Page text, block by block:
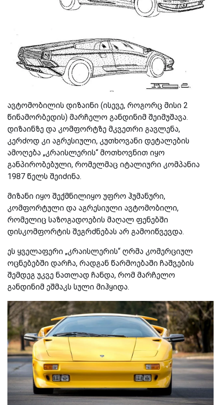
ავტომობილის დიზაინი (ისევე, როგორც მისი 2
წინამორბედის) მარჩელო განდინიმ შეიმუშავა.
დიზაინზე და კომფორტზე მკვეთრი გავლენა,
კერძოდ კი აგრესიული, კუთხოვანი დეტალების
ამოღება „კრაისლერის“ მოთხოვნით იყო
განპირობებული, რომელმაც იტალიური კომპანია
1987 წელს შეიძინა.
მიზანი იყო შექმნილიყო უფრო ჰუმანური,
კომფორტული და აგრესიული ავტომობილი,
რომელიც საზოგადოების მაღალ ფენებში
დისკომფორტის შეგრძნებას არ გამოიწვევდა.
ეს ყველაფერი „კრაისლერის“ ღრმა კომერციულ
ოცნებებში დარჩა, რადგან წარმოებაში ჩაშვების
შემდეგ უკვე ნათლად ჩანდა, რომ მარჩელო
განდინიმ ეშმაკს სული მიჰყიდა.